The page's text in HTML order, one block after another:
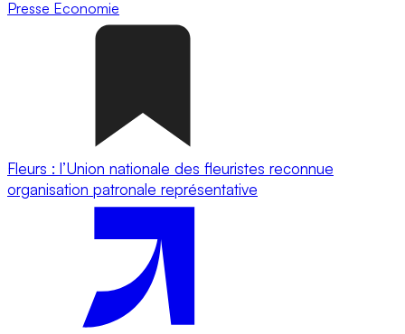
Presse Economie
Fleurs : l’Union nationale des fleuristes reconnue
organisation patronale représentative